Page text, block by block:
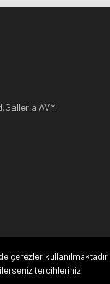
AVM
çerezler kullanılmaktadır.
tercihlerinizi